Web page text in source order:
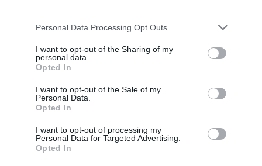
Please note that this website/app uses one or more Google
not limited to your visit or usage behaviour. You may click to
grant or deny consent to Google and its third-party tags to
use your data for below specified purposes in below Google
consent section.
Personal Data Processing Opt Outs
I want to opt-out of the Sharing of my
personal data.
Opted In
I want to opt-out of the Sale of my
Personal Data.
Opted In
I want to opt-out of processing my
Personal Data for Targeted Advertising.
Opted In
Ne maradjon le a legfrissebb hírekről, kövessen
bennünket az EGRI ÜGYEK Google Hírek oldalán!
VISSZA A FŐOLDALRA